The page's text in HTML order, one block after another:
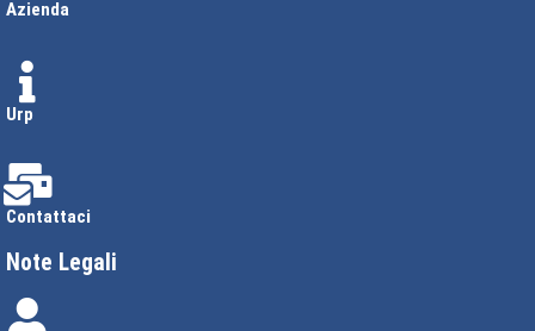
Azienda
Urp
Contattaci
Note Legali